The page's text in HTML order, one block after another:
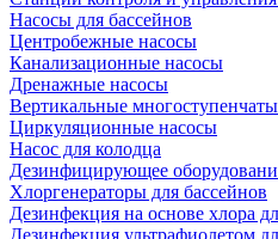
Насосы для бассейнов
Центробежные насосы
Канализационные насосы
Дренажные насосы
Вертикальные
Циркуляционные насосы
Насос для колодца
Дезинфицирующее
Хлоргенераторы для бассейнов
Дезинфекция на основе хлора
Дезинфекция ультрафиолетом